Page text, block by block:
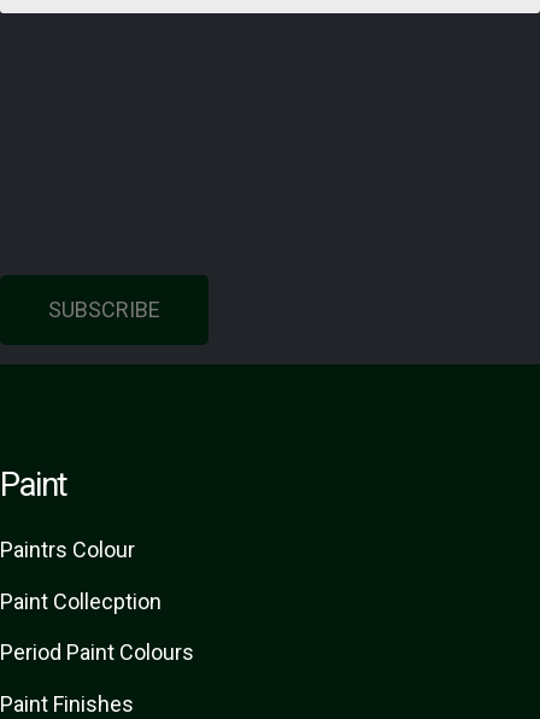
SUBSCRIBE
Paint
Paintrs Colour
Paint Collecption
Period Paint Colours
Paint Finishes